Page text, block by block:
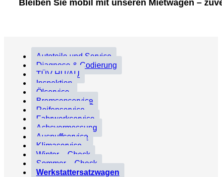
Bleiben Sie mobil mit unseren Mietwagen –
Autoteile und Service
Diagnose & Codierung
TÜV HU/AU
Inspektion
Ölservice
Bremsenservice
Reifenservice
Fahrwerkservice
Achsvermessung
Auspuffservice
Klimaservice
Winter – Check
Sommer – Check
Werkstattersatzwagen